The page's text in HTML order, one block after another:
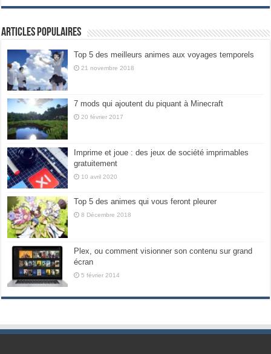
Articles populaires
Top 5 des meilleurs animes aux voyages temporels
21 novembre 2018
7 mods qui ajoutent du piquant à Minecraft
20 février 2017
Imprime et joue : des jeux de société imprimables
gratuitement
10 avril 2020
Top 5 des animes qui vous feront pleurer
8 Décembre 2018
Plex, ou comment visionner son contenu sur grand
écran
5 février 2014